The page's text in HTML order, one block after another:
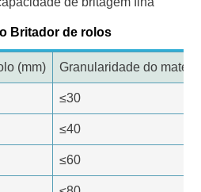
Britador de rolos
(mm) Granularidade do
≤30
≤40
≤60